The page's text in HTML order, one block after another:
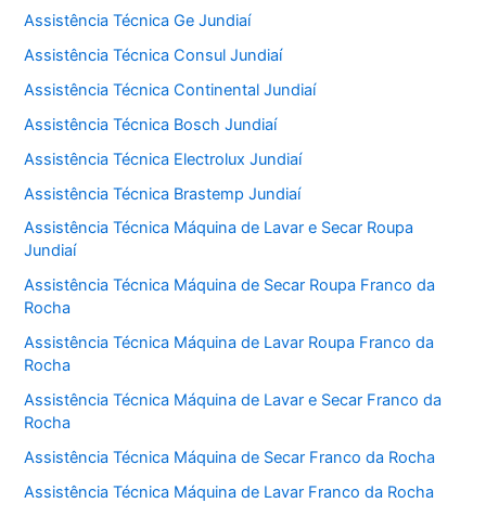
Assistência Técnica Ge Jundiaí
Assistência Técnica Consul Jundiaí
Assistência Técnica Continental Jundiaí
Assistência Técnica Bosch Jundiaí
Assistência Técnica Electrolux Jundiaí
Assistência Técnica Brastemp Jundiaí
Assistência Técnica Máquina de Lavar e Secar Roupa
Jundiaí
Assistência Técnica Máquina de Secar Roupa Franco da
Rocha
Assistência Técnica Máquina de Lavar Roupa Franco da
Rocha
Assistência Técnica Máquina de Lavar e Secar Franco da
Rocha
Assistência Técnica Máquina de Secar Franco da Rocha
Assistência Técnica Máquina de Lavar Franco da Rocha